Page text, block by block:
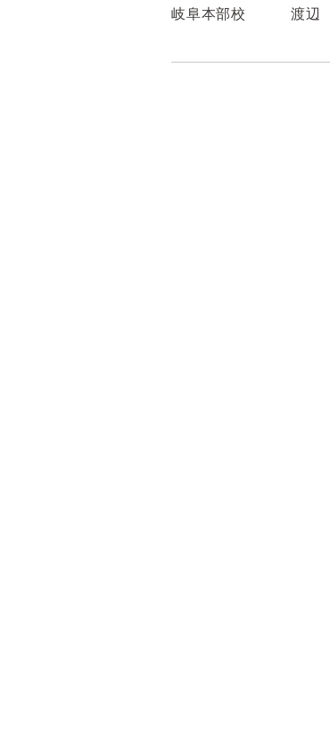
岐阜本部校 渡辺